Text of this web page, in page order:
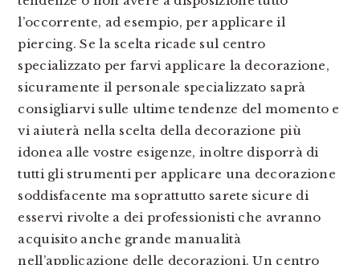
l’occorrente, ad esempio, per applicare il
piercing. Se la scelta ricade sul centro
specializzato per farvi applicare la decorazione,
sicuramente il personale specializzato saprà
consigliarvi sulle ultime tendenze del momento e
vi aiuterà nella scelta della decorazione più
idonea alle vostre esigenze, inoltre disporrà di
tutti gli strumenti per applicare una decorazione
soddisfacente ma soprattutto sarete sicure di
esservi rivolte a dei professionisti che avranno
acquisito anche grande manualità
nell’applicazione delle decorazioni. Un centro